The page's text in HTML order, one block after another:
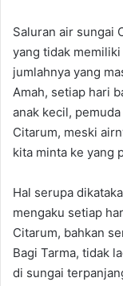
Saluran air sungai
yang tidak
jumlahnya yang
Amah, setiap hari
anak kecil,
Citarum, meski
kita minta ke yang
Hal serupa
mengaku setiap
Citarum, bahkan
Bagi Tarma, tidak
di sungai